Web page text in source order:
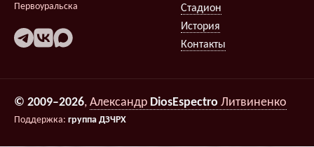
Первоуральска
Стадион
История
Контакты
© 2009–2026, Александр DiosEspectro Литвиненко
Поддержка: группа ДЗЧРХ